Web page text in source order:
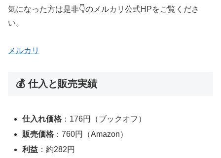
気になった方は是非👇のメルカリ公式HPをご覧くださ
い。
メルカリ
💰 仕入と販売実績
仕入れ価格 ：176円（ブックオフ）
販売価格 ：760円（Amazon）
利益 ：約282円